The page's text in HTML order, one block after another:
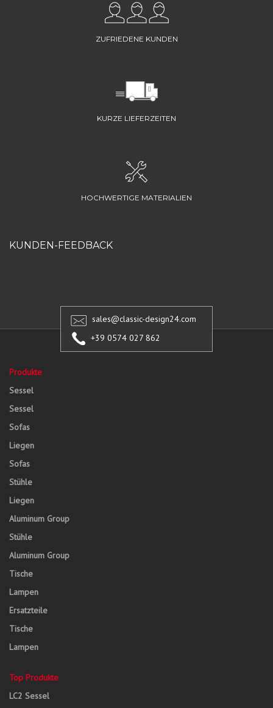
ZUFRIEDENE KUNDEN
KURZE LIEFERZEITEN
HOCHWERTIGE MATERIALIEN
KUNDEN-FEEDBACK
sales@classic-design24.com
+39 0574 027 862
Produkte
Sessel
Sessel
Sofas
Liegen
Sofas
Stühle
Liegen
Aluminum Group
Stühle
Aluminum Group
Tische
Lampen
Ersatzteile
Tische
Lampen
Top Produkte
LC2 Sessel